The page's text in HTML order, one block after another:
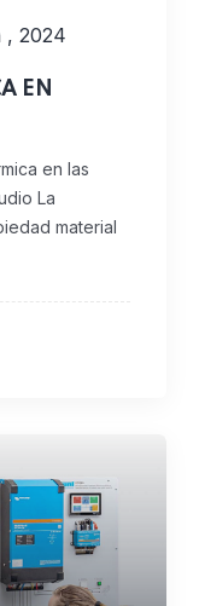
, 2024
EN
en las
La
material